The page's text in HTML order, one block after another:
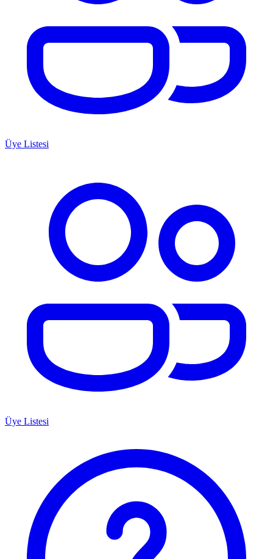
Üye Listesi
Üye Listesi